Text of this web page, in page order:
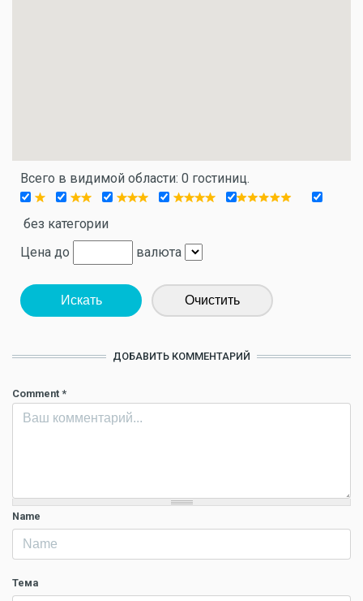
Всего в видимой области: 0 гостиниц.
без категории
Цена до
валюта
Искать Очистить
ДОБАВИТЬ КОММЕНТАРИЙ
Comment *
Name
Тема